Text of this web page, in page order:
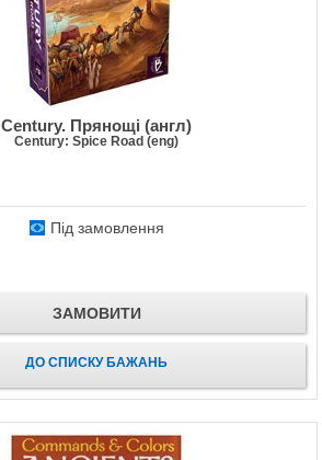
Century. Прянощі (англ)
Century: Spice Road (eng)
Під замовлення
ЗАМОВИТИ
ДО СПИСКУ БАЖАНЬ